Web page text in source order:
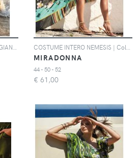
MIRADONNA
44 - 50 - 52
€ 61,00